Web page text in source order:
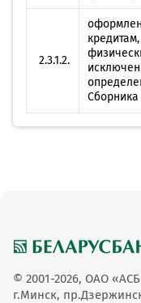
2.3.1.2.
© 2001-2026, ОАО
г.Минск,